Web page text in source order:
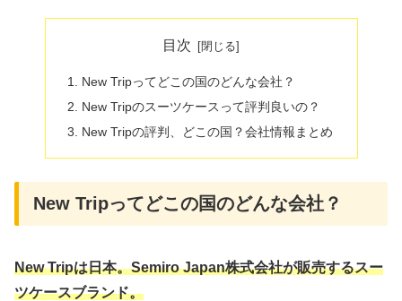
目次
New Tripってどこの国のどんな会社？
New Tripのスーツケースって評判良いの？
New Tripの評判、どこの国？会社情報まとめ
New Tripってどこの国のどんな会社？
New Tripは日本。Semiro Japan株式会社が販売するスー
ツケースブランド。